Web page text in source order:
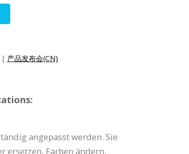
| 产品发布会(CN)
angepasst werden. Sie
ersetzen, Farben ändern,